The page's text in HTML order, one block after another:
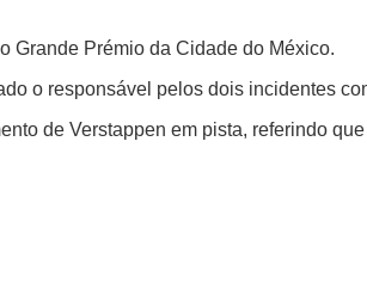
Grande Prémio da Cidade do México.
o responsável pelos dois incidentes
de Verstappen em pista, referindo